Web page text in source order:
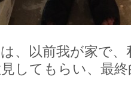
、以前我が家で
してもらい、最